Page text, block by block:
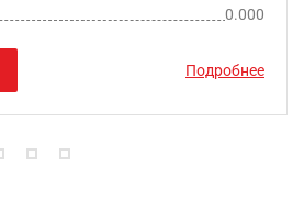
0.000
Подробнее